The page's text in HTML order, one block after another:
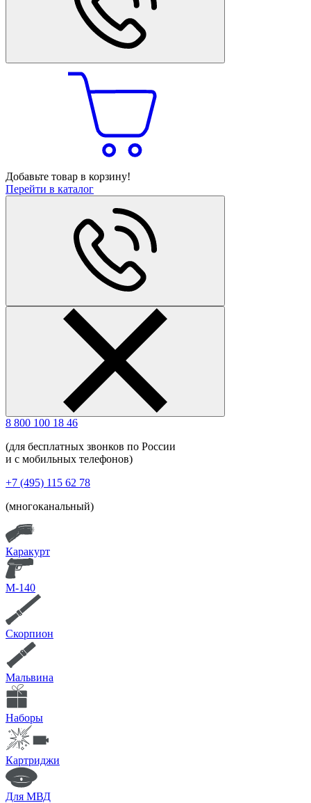
Добавьте товар в корзину!
Перейти в каталог
8 800 100 18 46
(для бесплатных звонков по России
и с мобильных телефонов)
+7 (495) 115 62 78
(многоканальный)
Каракурт
М-140
Скорпион
Мальвина
Наборы
Картриджи
Для МВД